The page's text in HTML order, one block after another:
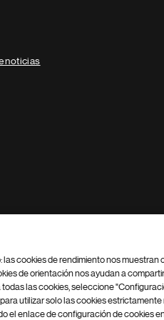
noticias
Configuración de cookies
cookies de rendimiento nos muestran
de orientación nos ayudan a
las cookies, seleccione
utilizar solo las cookies estrictamente
el enlace de configuración de cookies